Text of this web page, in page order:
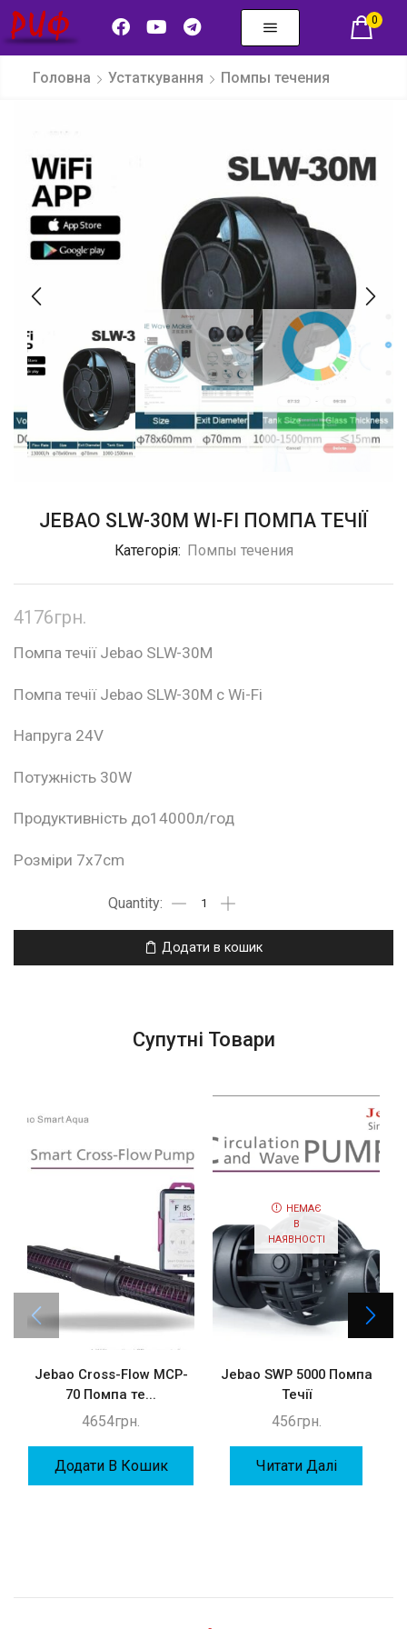
0
Головна Устаткування Помпы течения
JEBAO SLW-30M WI-FI ПОМПА ТЕЧІЇ
Категорія: Помпы течения
4176грн.
Помпа течії Jebao SLW-30М
Помпа течії Jebao SLW-30М c Wi-Fi
Напруга 24V
Потужність 30W
Продуктивність до14000л/год
Розміри 7x7cm
Додати в кошик
Супутні Товари
Jebao Cross-Flow MCP-
70 Помпа те...
4654грн.
Додати В Кошик
НЕМАЄ
В
НАЯВНОСТІ
Jebao SWP 5000 Помпа
Течії
456грн.
Читати Далі